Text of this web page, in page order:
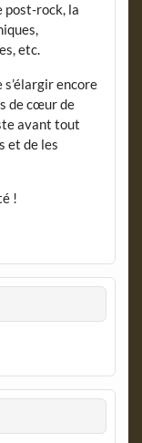
post-rock, la
etc.
encore
de cœur de
avant tout
et de les
!